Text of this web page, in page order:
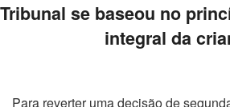
Tribunal se baseou no
integral da
Para reverter uma decisão de